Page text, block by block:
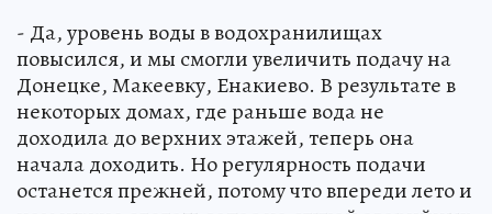
- Да, уровень воды в водохранилищах
повысился, и мы смогли увеличить подачу на
Донецке, Макеевку, Енакиево. В результате в
некоторых домах, где раньше вода не
доходила до верхних этажей, теперь она
начала доходить. Но регулярность подачи
останется прежней, потому что впереди лето и